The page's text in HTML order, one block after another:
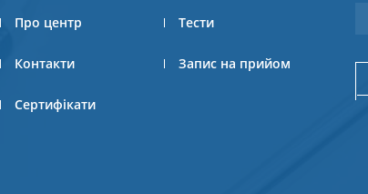
Про центр Тести
Контакти Запис на прийом
Сертифікати